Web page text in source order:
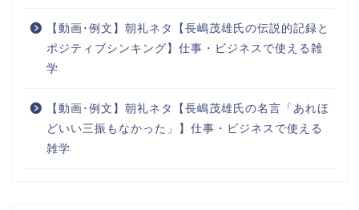
【動画･例文】朝礼ネタ【長嶋茂雄氏の伝説的記録と
ポジティブシンキング】仕事・ビジネスで使える雑
学
【動画･例文】朝礼ネタ【長嶋茂雄氏の名言「あれほ
どいい三振もなかった」】仕事・ビジネスで使える
雑学